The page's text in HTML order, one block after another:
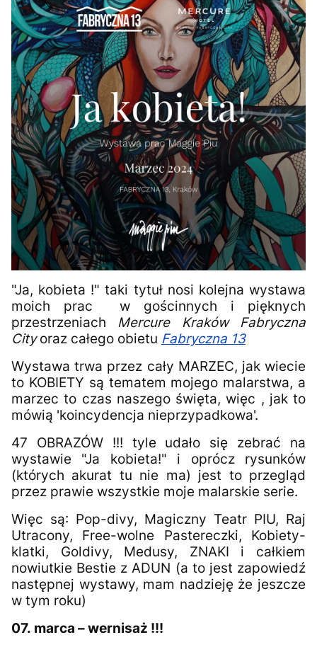
"Ja, kobieta !" taki tytuł nosi kolejna wystawa
moich prac w gościnnych i pięknych
przestrzeniach Mercure Kraków Fabryczna
Cityoraz całego obietu Fabryczna 13
Wystawa trwa przez cały MARZEC, jak wiecie
to KOBIETY są tematem mojego malarstwa, a
marzec to czas naszego święta, więc , jak to
mówią 'koincydencja nieprzypadkowa'.
47 OBRAZÓW !!! tyle udało się zebrać na
wystawie "Ja kobieta!" i oprócz rysunków
(których akurat tu nie ma) jest to przegląd
przez prawie wszystkie moje malarskie serie.
Więc są: Pop-divy, Magiczny Teatr PIU, Raj
Utracony, Free-wolne Pastereczki, Kobiety-
klatki, Goldivy, Medusy, ZNAKI i całkiem
nowiutkie Bestie z ADUN (a to jest zapowiedź
następnej wystawy, mam nadzieję że jeszcze
w tym roku)
07. marca – wernisaż !!!